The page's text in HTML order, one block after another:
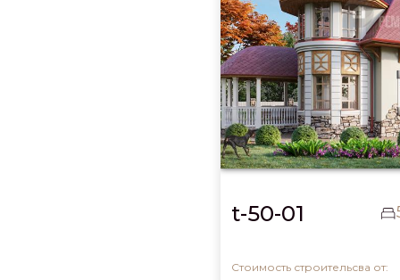
t-50-01
Стоимость строительсва от: